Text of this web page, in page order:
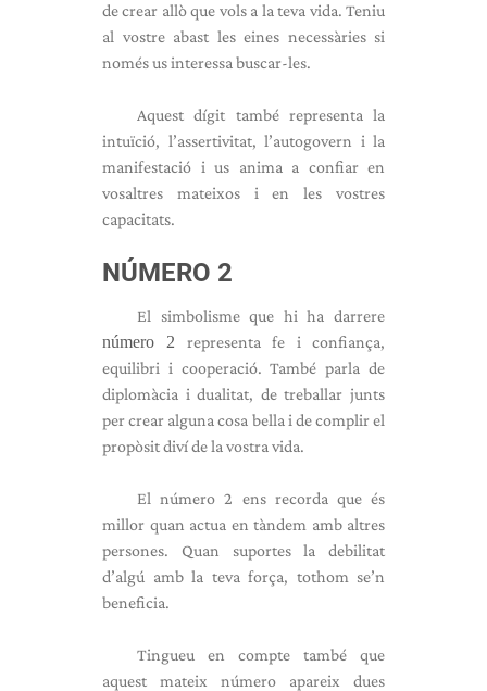
de crear allò que vols a la teva vida. Teniu
al vostre abast les eines necessàries si
només us interessa buscar-les.
Aquest dígit també representa la
intuïció, l’assertivitat, l’autogovern i la
manifestació i us anima a confiar en
vosaltres mateixos i en les vostres
capacitats.
NÚMERO 2
El simbolisme que hi ha darrere
número 2 representa fe i confiança,
equilibri i cooperació. També parla de
diplomàcia i dualitat, de treballar junts
per crear alguna cosa bella i de complir el
propòsit diví de la vostra vida.
El número 2 ens recorda que és
millor quan actua en tàndem amb altres
persones. Quan suportes la debilitat
d’algú amb la teva força, tothom se’n
beneficia.
Tingueu en compte també que
aquest mateix número apareix dues